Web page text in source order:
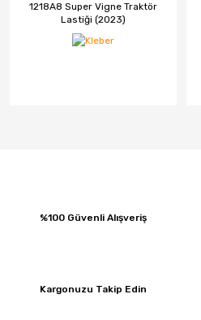
1218A8 Super Vigne Traktör
Lastiği (2023)
%100 Güvenli Alışveriş
Kargonuzu Takip Edin